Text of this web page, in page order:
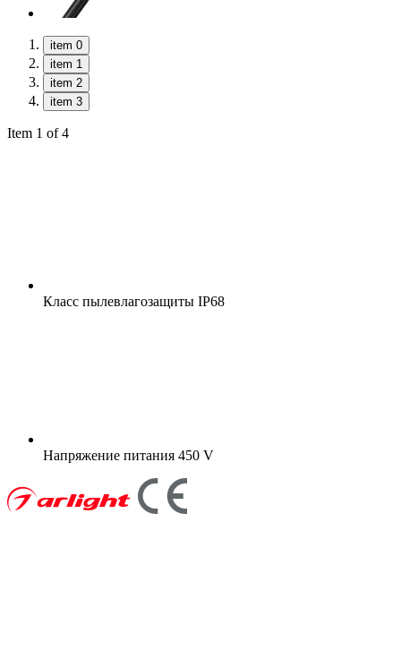
item 0
item 1
item 2
item 3
Item 1 of 4
Класс пылевлагозащиты IP68
Напряжение питания 450 V